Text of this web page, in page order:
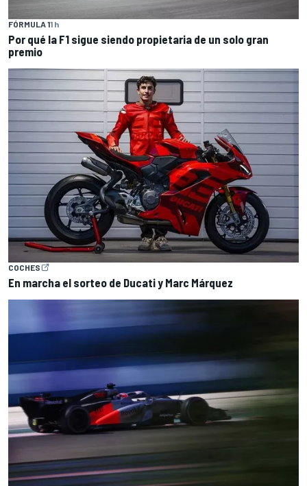
FÓRMULA 11 h
Por qué la F1 sigue siendo propietaria de un solo gran
premio
COCHES
En marcha el sorteo de Ducati y Marc Márquez